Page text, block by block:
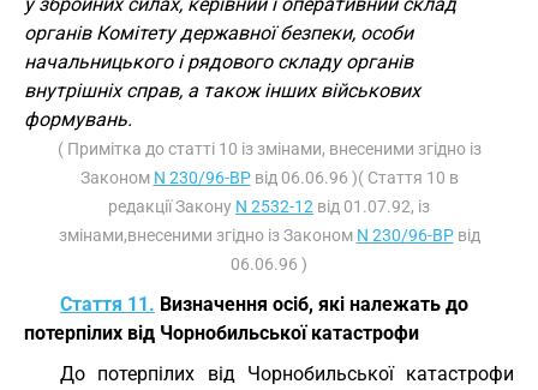
органів Комітету державної безпеки, особи
начальницького і рядового складу органів
внутрішніх справ, а також інших військових
формувань.
( Примітка до статті 10 із змінами, внесеними згідно із
Законом N 230/96-ВРвід 06.06.96 )( Стаття 10 в
редакції Закону N 2532-12 від 01.07.92, із
змінами,внесеними згідно із Законом N 230/96-ВРвід
06.06.96 )
Стаття 11. Визначення осіб, які належать до
потерпілих від Чорнобильської катастрофи
До потерпілих від Чорнобильської катастрофи